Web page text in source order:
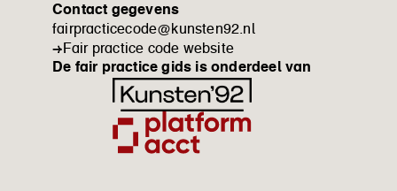
Contact gegevens
fairpracticecode@kunsten92.nl
Fair practice code website
De fair practice gids is onderdeel van